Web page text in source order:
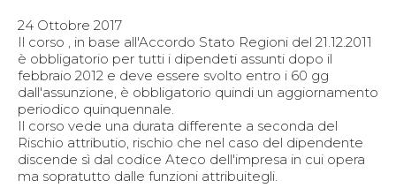
24 Ottobre 2017
Il corso , in base all'Accordo Stato Regioni del 21.12.2011
è obbligatorio per tutti i dipendeti assunti dopo il
febbraio 2012 e deve essere svolto entro i 60 gg
dall'assunzione, è obbligatorio quindi un aggiornamento
periodico quinquennale.
Il corso vede una durata differente a seconda del
Rischio attributio, rischio che nel caso del dipendente
discende sì dal codice Ateco dell'impresa in cui opera
ma sopratutto dalle funzioni attribuitegli.